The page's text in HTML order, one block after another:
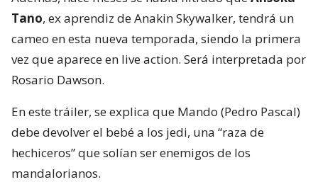
Tano, ex aprendiz de Anakin Skywalker, tendrá un
cameo en esta nueva temporada, siendo la primera
vez que aparece en live action. Será interpretada por
Rosario Dawson.
En este tráiler, se explica que Mando (Pedro Pascal)
debe devolver el bebé a los jedi, una “raza de
hechiceros” que solían ser enemigos de los
mandalorianos.